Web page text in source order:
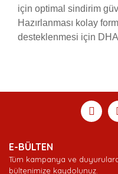
için optimal sindirim
Hazırlanması kolay
desteklenmesi için
formunu kullanarak
Görüş ve önerileriniz
Ürün açıklamasında
Ürün bilgilerinde
E-BÜLTEN
Tüm kampanya ve
bültenimize kaydolunuz.